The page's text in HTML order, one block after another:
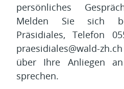
persönliches
Melden Sie sich
Präsidiales, Telefon
praesidiales@wald-
über Ihre Anliegen
sprechen.